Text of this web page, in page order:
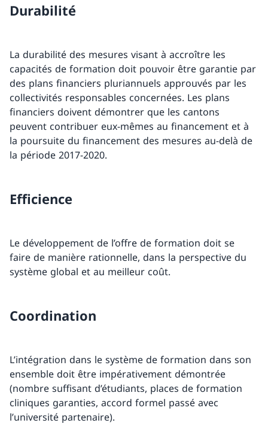
Durabilité
La durabilité des mesures visant à accroître les
capacités de formation doit pouvoir être garantie par
des plans financiers pluriannuels approuvés par les
collectivités responsables concernées. Les plans
financiers doivent démontrer que les cantons
peuvent contribuer eux-mêmes au financement et à
la poursuite du financement des mesures au-delà de
la période 2017-2020.
Efficience
Le développement de l’offre de formation doit se
faire de manière rationnelle, dans la perspective du
système global et au meilleur coût.
Coordination
L’intégration dans le système de formation dans son
ensemble doit être impérativement démontrée
(nombre suffisant d’étudiants, places de formation
cliniques garanties, accord formel passé avec
l’université partenaire).